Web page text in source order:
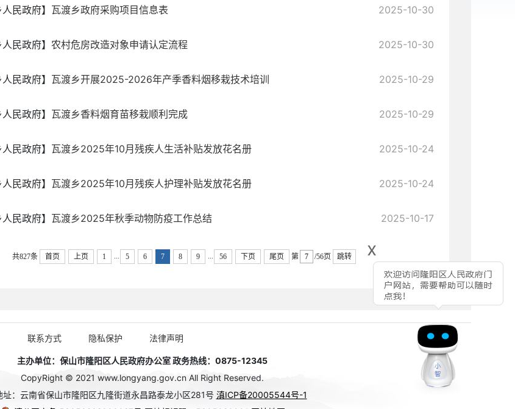
x
民政府】 瓦渡乡政府采购项目信息表 2025-10-30
民政府】 农村危房改造对象申请认定流程 2025-10-30
民政府】 瓦渡乡开展2025-2026年产季香料烟移栽技术培训 2025-10-29
民政府】 瓦渡乡香料烟育苗移栽顺利完成 2025-10-29
民政府】 瓦渡乡2025年10月残疾人生活补贴发放花名册 2025-10-24
民政府】 瓦渡乡2025年10月残疾人护理补贴发放花名册 2025-10-24
民政府】 瓦渡乡2025年秋季动物防疫工作总结 2025-10-17
共827条 首页 上页 1 5 6 7 8 9 56 下页 尾页 第 /56页 跳转
联系方式 隐私保护 法律声明
主办单位：保山市隆阳区人民政府办公室 政务热线：0875-12345
CopyRight © 2021 www.longyang.gov.cn All Right Reserved.
址：云南省保山市隆阳区九隆街道永昌路泰龙小区281号 滇ICP备20005544号-1